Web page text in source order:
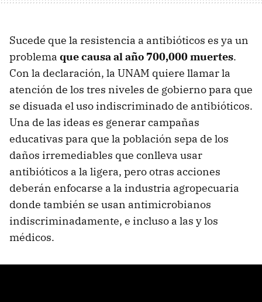
Sucede que la resistencia a antibióticos es ya un
problema que causa al año 700,000 muertes.
Con la declaración, la UNAM quiere llamar la
atención de los tres niveles de gobierno para que
se disuada el uso indiscriminado de antibióticos.
Una de las ideas es generar campañas
educativas para que la población sepa de los
daños irremediables que conlleva usar
antibióticos a la ligera, pero otras acciones
deberán enfocarse a la industria agropecuaria
donde también se usan antimicrobianos
indiscriminadamente, e incluso a las y los
médicos.